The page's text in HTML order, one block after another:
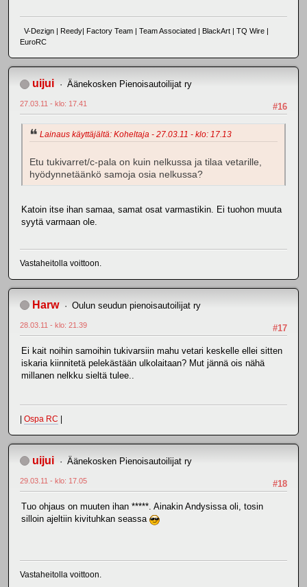
V-Dezign | Reedy| Factory Team | Team Associated | BlackArt | TQ Wire |
EuroRC
uijui Äänekosken Pienoisautoilijat ry
#16
27.03.11 - klo: 17.41
Lainaus käyttäjältä: Koheltaja - 27.03.11 - klo: 17.13
Etu tukivarret/c-pala on kuin nelkussa ja tilaa vetarille,
hyödynnetäänkö samoja osia nelkussa?
Katoin itse ihan samaa, samat osat varmastikin. Ei tuohon muuta
syytä varmaan ole.
Vastaheitolla voittoon.
Harw Oulun seudun pienoisautoilijat ry
#17
28.03.11 - klo: 21.39
Ei kait noihin samoihin tukivarsiin mahu vetari keskelle ellei sitten
iskaria kiinnitetä pelekästään ulkolaitaan? Mut jännä ois nähä
millanen nelkku sieltä tulee..
| Ospa RC |
uijui Äänekosken Pienoisautoilijat ry
#18
29.03.11 - klo: 17.05
Tuo ohjaus on muuten ihan *****. Ainakin Andysissa oli, tosin
silloin ajeltiin kivituhkan seassa
Vastaheitolla voittoon.